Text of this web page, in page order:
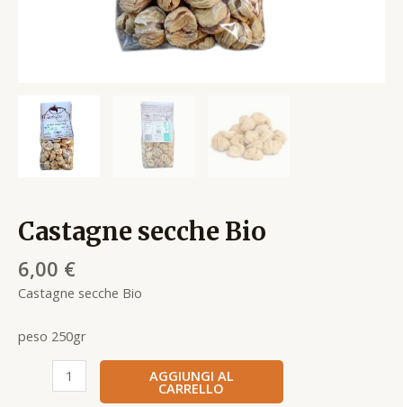
Castagne secche Bio
6,00 €
Castagne secche Bio
peso 250gr
AGGIUNGI AL
CARRELLO